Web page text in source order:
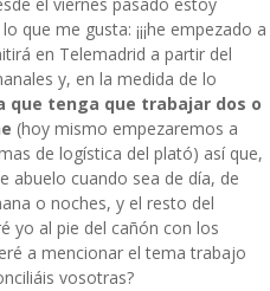
el viernes pasado estoy
que me gusta: ¡¡¡he empezado a
en Telemadrid a partir del
y, en la medida de lo
que tenga que trabajar dos o
(hoy mismo empezaremos a
de logística del plató) así que,
abuelo cuando sea de día, de
o noches, y el resto del
yo al pie del cañón con los
a mencionar el tema trabajo
vosotras?